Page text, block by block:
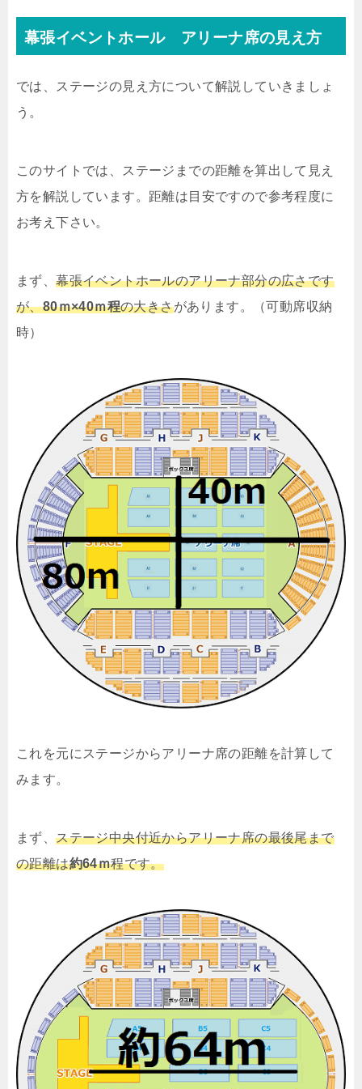
幕張イベントホール アリーナ席の見え方
では、ステージの見え方について解説していきましょ
う。
このサイトでは、ステージまでの距離を算出して見え
方を解説しています。距離は目安ですので参考程度に
お考え下さい。
まず、幕張イベントホールのアリーナ部分の広さです
が、80ｍ×40ｍ程の大きさがあります。（可動席収納
時）
これを元にステージからアリーナ席の距離を計算して
みます。
まず、ステージ中央付近からアリーナ席の最後尾まで
の距離は約64ｍ程です。